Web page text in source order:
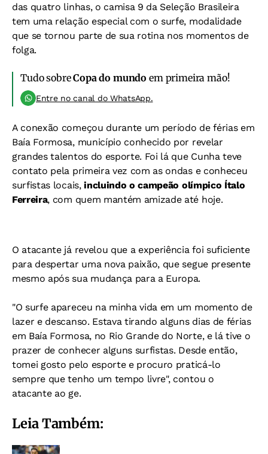
das quatro linhas, o camisa 9 da Seleção Brasileira
tem uma relação especial com o surfe, modalidade
que se tornou parte de sua rotina nos momentos de
folga.
Tudo sobreCopa do mundo em primeira mão!
Entre no canal do WhatsApp.
A conexão começou durante um período de férias em
Baía Formosa, município conhecido por revelar
grandes talentos do esporte. Foi lá que Cunha teve
contato pela primeira vez com as ondas e conheceu
surfistas locais, incluindo o campeão olímpico Ítalo
Ferreira, com quem mantém amizade até hoje.
O atacante já revelou que a experiência foi suficiente
para despertar uma nova paixão, que segue presente
mesmo após sua mudança para a Europa.
"O surfe apareceu na minha vida em um momento de
lazer e descanso. Estava tirando alguns dias de férias
em Baía Formosa, no Rio Grande do Norte, e lá tive o
prazer de conhecer alguns surfistas. Desde então,
tomei gosto pelo esporte e procuro praticá-lo
sempre que tenho um tempo livre", contou o
atacante ao ge.
Leia Também: